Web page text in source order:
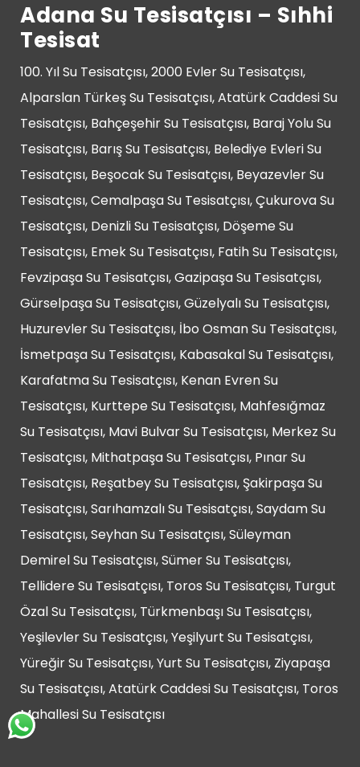
Adana Su Tesisatçısı – Sıhhi
Tesisat
100. Yıl Su Tesisatçısı, 2000 Evler Su Tesisatçısı,
Alparslan Türkeş Su Tesisatçısı, Atatürk Caddesi Su
Tesisatçısı, Bahçeşehir Su Tesisatçısı, Baraj Yolu Su
Tesisatçısı, Barış Su Tesisatçısı, Belediye Evleri Su
Tesisatçısı, Beşocak Su Tesisatçısı, Beyazevler Su
Tesisatçısı, Cemalpaşa Su Tesisatçısı, Çukurova Su
Tesisatçısı, Denizli Su Tesisatçısı, Döşeme Su
Tesisatçısı, Emek Su Tesisatçısı, Fatih Su Tesisatçısı,
Fevzipaşa Su Tesisatçısı, Gazipaşa Su Tesisatçısı,
Gürselpaşa Su Tesisatçısı, Güzelyalı Su Tesisatçısı,
Huzurevler Su Tesisatçısı, İbo Osman Su Tesisatçısı,
İsmetpaşa Su Tesisatçısı, Kabasakal Su Tesisatçısı,
Karafatma Su Tesisatçısı, Kenan Evren Su
Tesisatçısı, Kurttepe Su Tesisatçısı, Mahfesığmaz
Su Tesisatçısı, Mavi Bulvar Su Tesisatçısı, Merkez Su
Tesisatçısı, Mithatpaşa Su Tesisatçısı, Pınar Su
Tesisatçısı, Reşatbey Su Tesisatçısı, Şakirpaşa Su
Tesisatçısı, Sarıhamzalı Su Tesisatçısı, Saydam Su
Tesisatçısı, Seyhan Su Tesisatçısı, Süleyman
Demirel Su Tesisatçısı, Sümer Su Tesisatçısı,
Tellidere Su Tesisatçısı, Toros Su Tesisatçısı, Turgut
Özal Su Tesisatçısı, Türkmenbaşı Su Tesisatçısı,
Yeşilevler Su Tesisatçısı, Yeşilyurt Su Tesisatçısı,
Yüreğir Su Tesisatçısı, Yurt Su Tesisatçısı, Ziyapaşa
Su Tesisatçısı, Atatürk Caddesi Su Tesisatçısı, Toros
Mahallesi Su Tesisatçısı